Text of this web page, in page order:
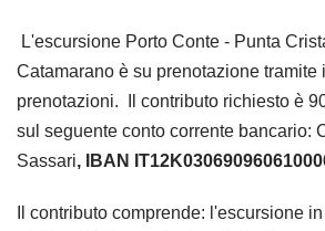
L'escursione Porto Conte - Punta
Catamarano è su prenotazione tramite
prenotazioni. Il contributo richiesto è
sul seguente conto corrente bancario:
Sassari, IBAN
Il contributo comprende: l'escursione